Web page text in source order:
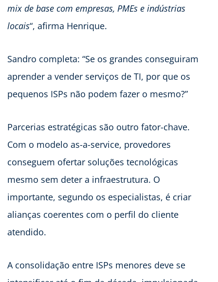
mix de base com empresas, PMEs e indústrias
locais“, afirma Henrique.
Sandro completa: “Se os grandes conseguiram
aprender a vender serviços de TI, por que os
pequenos ISPs não podem fazer o mesmo?”
Parcerias estratégicas são outro fator-chave.
Com o modelo as-a-service, provedores
conseguem ofertar soluções tecnológicas
mesmo sem deter a infraestrutura. O
importante, segundo os especialistas, é criar
alianças coerentes com o perfil do cliente
atendido.
A consolidação entre ISPs menores deve se